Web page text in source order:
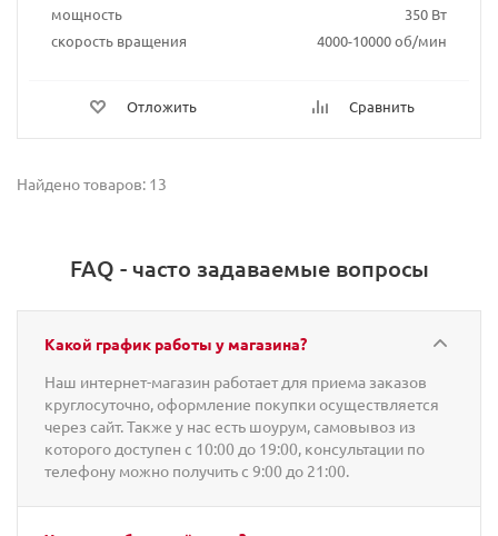
мощность
350 Вт
скорость вращения
4000-10000 об/мин
Отложить Сравнить
Найдено товаров: 13
FAQ - часто задаваемые вопросы
Какой график работы у магазина?
Наш интернет-магазин работает для приема заказов
круглосуточно, оформление покупки осуществляется
через сайт. Также у нас есть шоурум, самовывоз из
которого доступен с 10:00 до 19:00, консультации по
телефону можно получить с 9:00 до 21:00.